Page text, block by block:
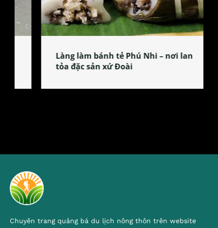
Làng làm bánh tẻ Phú Nhi – nơi lan
tỏa đặc sản xứ Đoài
Chuyên trang quảng bá du lịch nông thôn trên website